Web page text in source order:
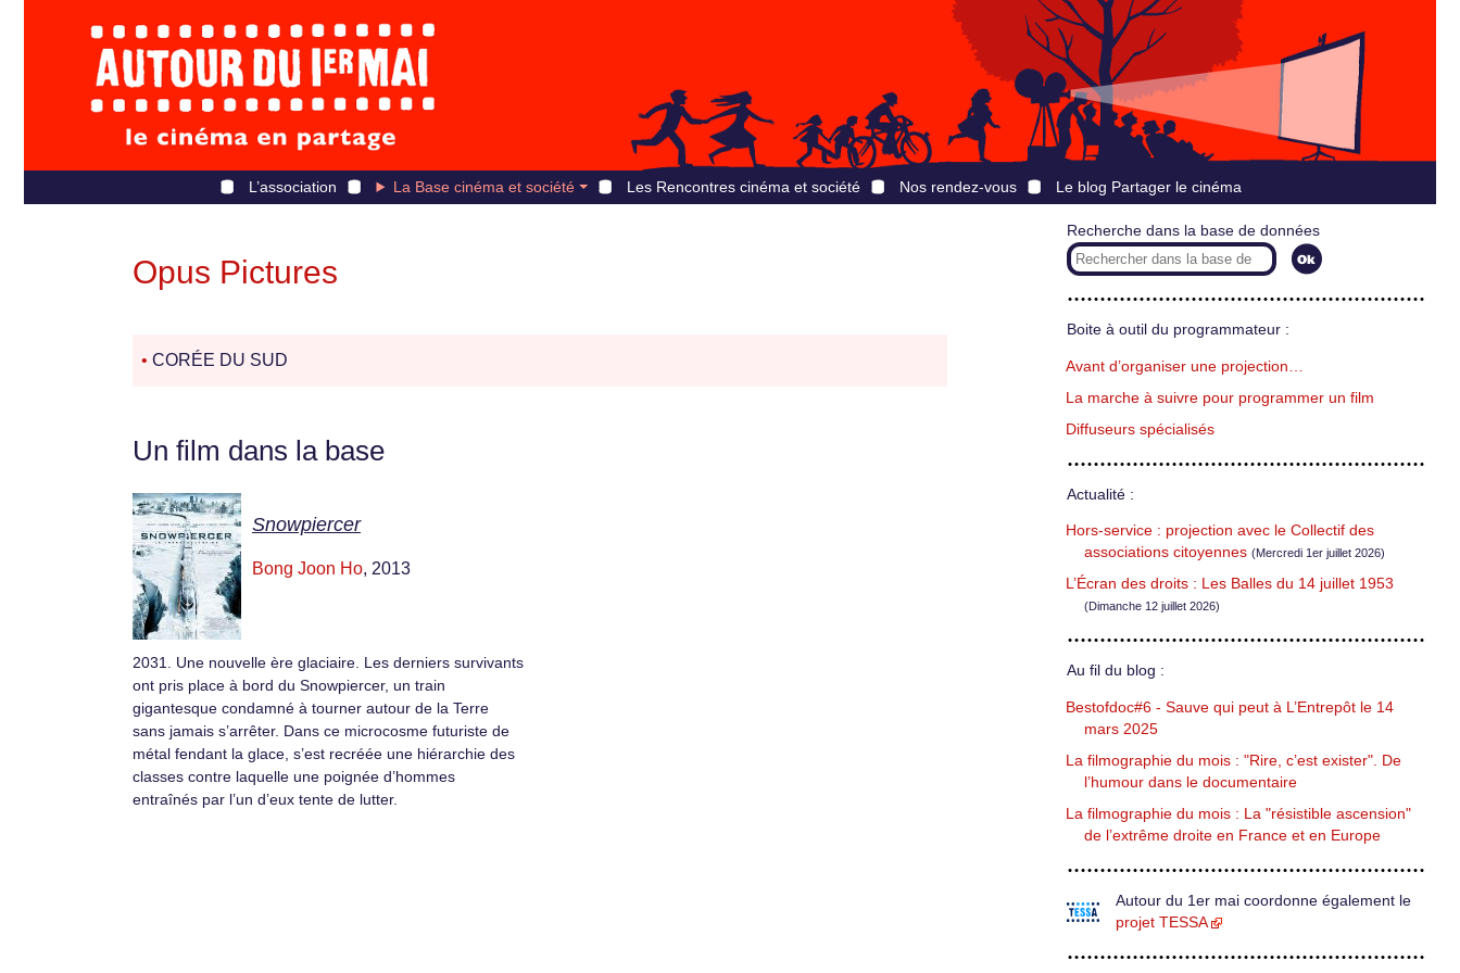
L’association La Base cinéma et société Les Rencontres cinéma et société Nos rendez-vous Le blog Partager le cinéma
Opus Pictures
• CORÉE DU SUD
Un film dans la base
Snowpiercer
Bong Joon Ho, 2013
2031. Une nouvelle ère glaciaire. Les derniers survivants
ont pris place à bord du Snowpiercer, un train
gigantesque condamné à tourner autour de la Terre
sans jamais s’arrêter. Dans ce microcosme futuriste de
métal fendant la glace, s’est recréée une hiérarchie des
classes contre laquelle une poignée d’hommes
entraînés par l’un d’eux tente de lutter.
Recherche dans la base de données
Boite à outil du programmateur :
Avant d’organiser une projection…
La marche à suivre pour programmer un film
Diffuseurs spécialisés
Actualité :
Hors-service : projection avec le Collectif des
associations citoyennes (Mercredi 1er juillet 2026)
L’Écran des droits : Les Balles du 14 juillet 1953
(Dimanche 12 juillet 2026)
Au fil du blog :
Bestofdoc#6 - Sauve qui peut à L’Entrepôt le 14
mars 2025
La filmographie du mois : "Rire, c’est exister". De
l’humour dans le documentaire
La filmographie du mois : La "résistible ascension"
de l’extrême droite en France et en Europe
Autour du 1er mai coordonne également le
projet TESSA